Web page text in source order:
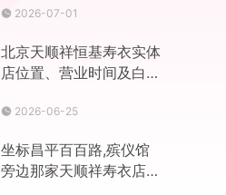
上门2026-07-01
北京天顺祥恒基寿衣实体
店位置、营业时间及白事
2026-06-25
坐标昌平百百路,殡仪馆
旁边那家天顺祥寿衣店到